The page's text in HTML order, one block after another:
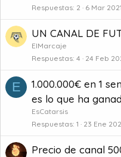
Respuestas 2 6 Mar 2021
UN CANAL DE
ElMarcaje
Respuestas 4 24 Feb
E
1.000.000€ en 1
es lo que ha
EsCatarsis
Respuestas 1 23 Ene
Precio de canal